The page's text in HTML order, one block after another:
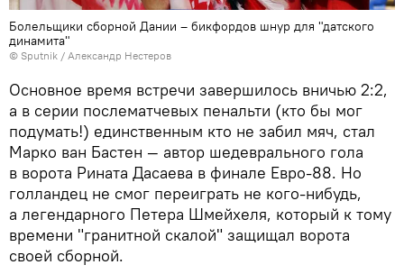
Болельщики сборной Дании – бикфордов шнур для "датского
динамита"
© Sputnik / Александр Нестеров
Основное время встречи завершилось вничью 2:2,
а в серии послематчевых пенальти (кто бы мог
подумать!) единственным кто не забил мяч, стал
Марко ван Бастен — автор шедеврального гола
в ворота Рината Дасаева в финале Евро-88. Но
голландец не смог переиграть не кого-нибудь,
а легендарного Петера Шмейхеля, который к тому
времени "гранитной скалой" защищал ворота
своей сборной.